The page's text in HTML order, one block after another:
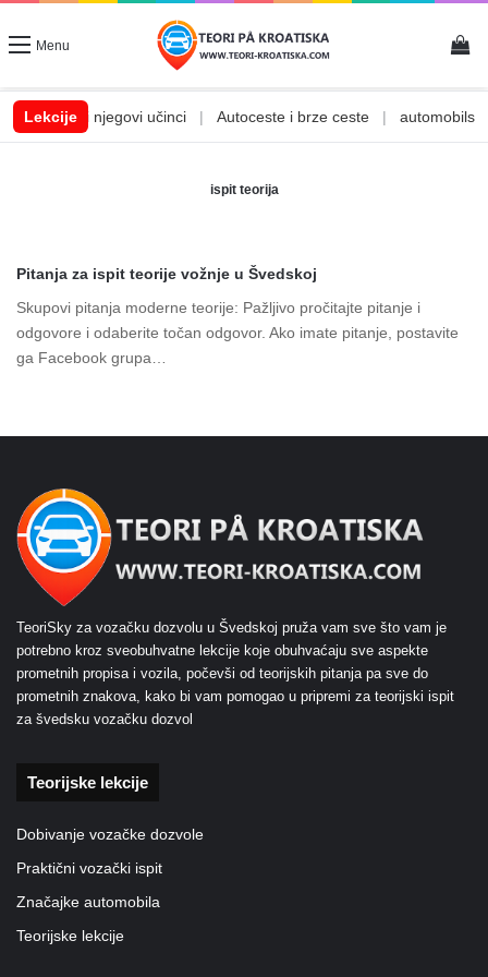
Menu
Lekcije
Alkohol i njegovi učinci | Autoceste i brze ceste | automobilske
ispit teorija
Pitanja za ispit teorije vožnje u Švedskoj
Skupovi pitanja moderne teorije: Pažljivo pročitajte pitanje i
odgovore i odaberite točan odgovor. Ako imate pitanje, postavite
ga Facebook grupa…
TeoriSky za vozačku dozvolu u Švedskoj pruža vam sve što vam je
potrebno kroz sveobuhvatne lekcije koje obuhvaćaju sve aspekte
prometnih propisa i vozila, počevši od teorijskih pitanja pa sve do
prometnih znakova, kako bi vam pomogao u pripremi za teorijski ispit
za švedsku vozačku dozvol
Teorijske lekcije
Dobivanje vozačke dozvole
Praktični vozački ispit
Značajke automobila
Teorijske lekcije